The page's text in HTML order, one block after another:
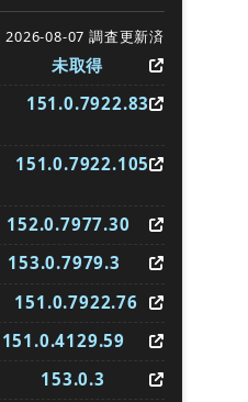
2026-08-07 調査更新済
未取得
151.0.7922.83
151.0.7922.105
152.0.7977.30
153.0.7979.3
151.0.7922.76
151.0.4129.59
153.0.3